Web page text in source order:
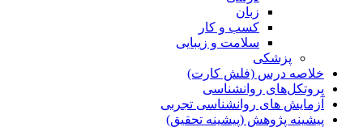
زبان
کسب و کار
سلامت و زیبایی
پزشکی
خلاصه درس (فلش کارت)
پروتکل‌های روانشناسی
آزمایش های روانشناسی تجربی
پیشینه پژوهش (پیشینه تحقیق)